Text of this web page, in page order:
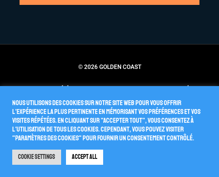
© 2026 GOLDEN COAST
Nous utilisons des cookies sur notre site Web pour vous offrir
l'expérience la plus pertinente en mémorisant vos préférences et vos
visites répétées. En cliquant sur "Accepter tout", vous consentez à
l'utilisation de TOUS les cookies. Cependant, vous pouvez visiter
"Paramètres des cookies" pour fournir un consentement contrôlé.
Cookie Settings Accept All